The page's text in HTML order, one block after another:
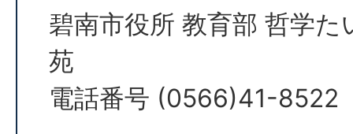
碧南市役所 教育部 哲学た
苑
電話番号 (0566)41-8522